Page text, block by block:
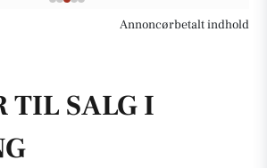
Annoncørbetalt indhold
TIL SALG I